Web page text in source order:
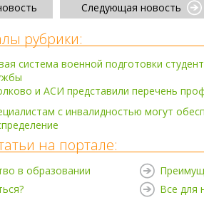
Следующая новость
рубрики:
система военной подготовки
и АСИ представили перечень
с инвалидностью могут
на портале:
в образовании
Все для